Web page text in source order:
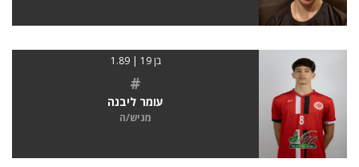
בן 19 | 1.89
#
עומר ליבנה
מגיש/ה